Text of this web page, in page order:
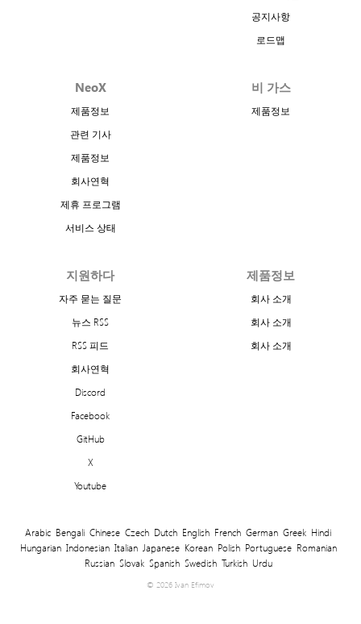
공지사항
로드맵
NeoX
제품정보
관련 기사
제품정보
회사연혁
제휴 프로그램
서비스 상태
비 가스
제품정보
지원하다
자주 묻는 질문
뉴스 RSS
RSS 피드
회사연혁
Discord
Facebook
GitHub
X
Youtube
제품정보
회사 소개
회사 소개
회사 소개
Arabic Bengali Chinese Czech Dutch English French German Greek Hindi
Hungarian Indonesian Italian Japanese Korean Polish Portuguese Romanian
Russian Slovak Spanish Swedish Turkish Urdu
© 2026 Ivan Efimov